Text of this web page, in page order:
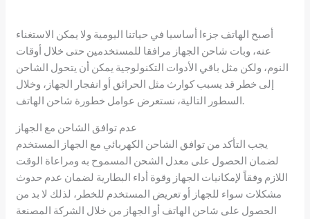
أصبح الهاتف جزءا أساسيا في حياتنا اليومية ولا يمكن الاستغناء
عنه، وبات شاحن الجهاز مرافقا للمستخدمين حتى خلال أوقات
النوم، ولكن مثل باقي الأدوات التكنولوجية يمكن أن يتحول الشاحن
إلى خطر قد يسبب كوارث مثل الحرائق أو انفجار الجهاز، وخلال
السطور التالية، نستعرض عوامل خطورة شاحن الهاتف.
عدم توافق الشاحن مع الجهاز
يجب التأكد من توافق الشاحن الكهربائي مع الجهاز المستخدم
لضمان الحصول على معدل الشحن المسموح به ومراعاة الوقت
اللازم وفقاً لإمكانيات الجهاز وقوة أداء البطارية لضمان عدم حدوث
مشكلات سواء للجهاز أو تعريض المستخدم للخطر، لذلك لا بد من
الحصول على شاحن الهاتف أو الجهاز من خلال الشركة المصنعة